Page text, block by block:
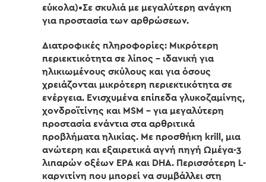
εύκολα)•Σε σκυλιά με μεγαλύτερη ανάγκη
για προστασία των αρθρώσεων.
Διατροφικές πληροφορίες: Μικρότερη
περιεκτικότητα σε λίπος – ιδανική για
ηλικιωμένους σκύλους και για όσους
χρειάζονται μικρότερη περιεκτικότητα σε
ενέργεια. Ενισχυμένα επίπεδα γλυκοζαμίνης,
χονδροϊτίνης και MSM – για μεγαλύτερη
προστασία ενάντια στα αρθριτικά
προβλήματα ηλικίας. Με προσθήκη krill, μια
ανώτερη και εξαιρετικά αγνή πηγή Ωμέγα-3
λιπαρών οξέων EPA και DHA. Περισσότερη L-
καρνιτίνη που μπορεί να συμβάλλει στη